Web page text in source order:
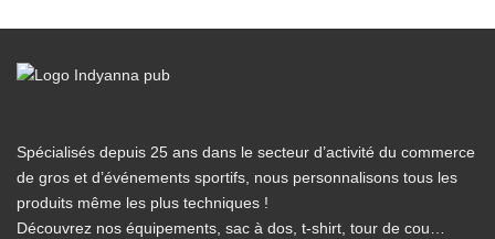
Spécialisés depuis 25 ans dans le secteur d’activité du commerce
de gros et d’événements sportifs, nous personnalisons tous les
produits même les plus techniques !
Découvrez nos équipements, sac à dos, t-shirt, tour de cou…